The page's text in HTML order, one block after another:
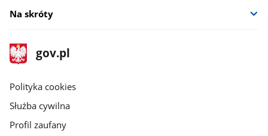
Na skróty
stopka
gov.pl
Strona
gov.pl
gov.pl
Polityka cookies
Służba cywilna
Profil zaufany